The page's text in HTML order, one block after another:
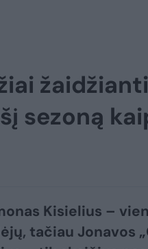
sezoną
Kisielius –
tačiau Jonavos